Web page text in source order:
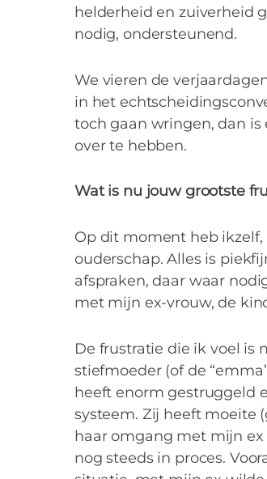
helderheid en zuiverheid
nodig, ondersteunend.
We vieren de
in het
toch gaan wringen, dan
over te hebben.
Wat is nu jouw grootste
Op dit moment heb
ouderschap. Alles is
afspraken, daar waar
met mijn ex-vrouw, de
De frustratie die ik voel is
stiefmoeder (of de
heeft enorm gestruggeld
systeem. Zij heeft moeite
haar omgang met mijn ex
nog steeds in proces.